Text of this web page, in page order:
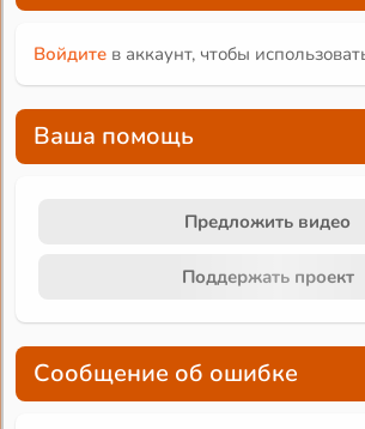
Войдите в аккаунт, чтобы
Ваша помощь
Предложить видео
Поддержать проект
Сообщение об ошибке